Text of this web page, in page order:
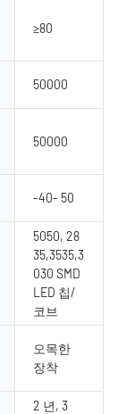
≥80
50000
50000
-40- 50
5050, 28
35,3535,3
030 SMD
LED 칩/
코브
오목한
장착
2 년, 3